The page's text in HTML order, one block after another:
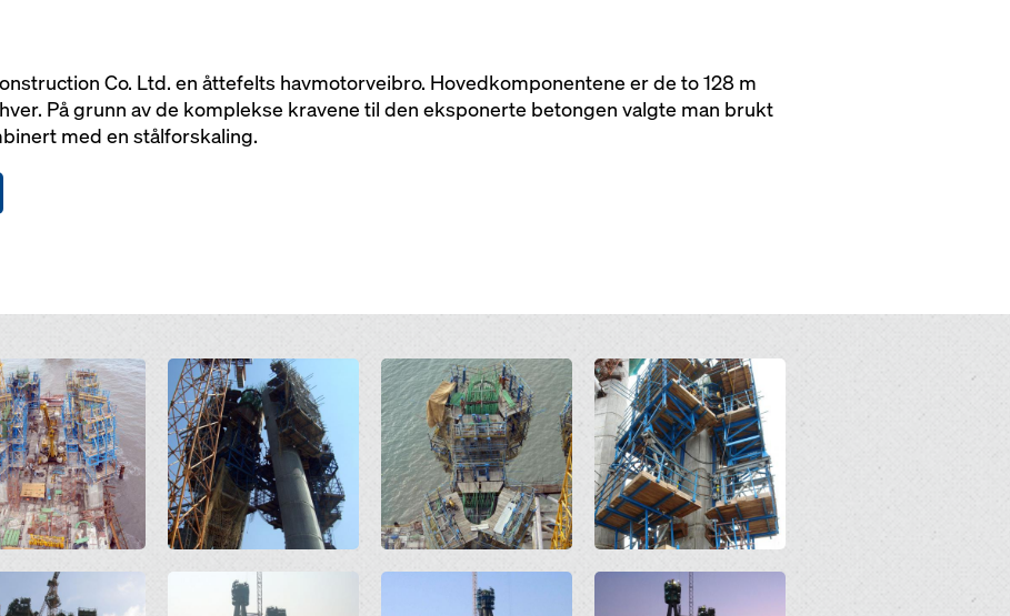
Co. Ltd. en åttefelts havmotorveibro. Hovedkomponentene er de to 128 m
På grunn av de komplekse kravene til den eksponerte betongen valgte man brukt
med en stålforskaling.
Open Open Open
Open Open